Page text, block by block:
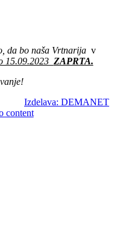
da bo naša Vrtnarija v
15.09.2023 ZAPRTA.
Izdelava: DEMANET
content